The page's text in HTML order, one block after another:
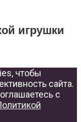
игрушки
чтобы
сайта.
с